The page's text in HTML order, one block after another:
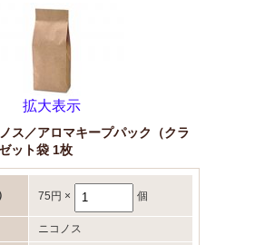
拡大表示
ス／アロマキープパック（クラ
ット袋 1枚
75円 × 個
ニコノス